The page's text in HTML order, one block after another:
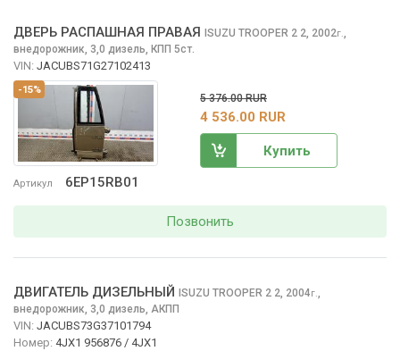
-15%
Артикул 6EP15RB01
ДВЕРЬ РАСПАШНАЯ ПРАВАЯ ISUZU TROOPER 2 2, 2002г.,
внедорожник, 3,0 дизель, КПП 5ст.
VIN: JACUBS71G27102413
5 376.00 RUR
4 536.00 RUR
Купить
Позвонить
ДВИГАТЕЛЬ ДИЗЕЛЬНЫЙ ISUZU TROOPER 2 2, 2004г.,
внедорожник, 3,0 дизель, АКПП
VIN: JACUBS73G37101794
Номер: 4JX1 956876 / 4JX1